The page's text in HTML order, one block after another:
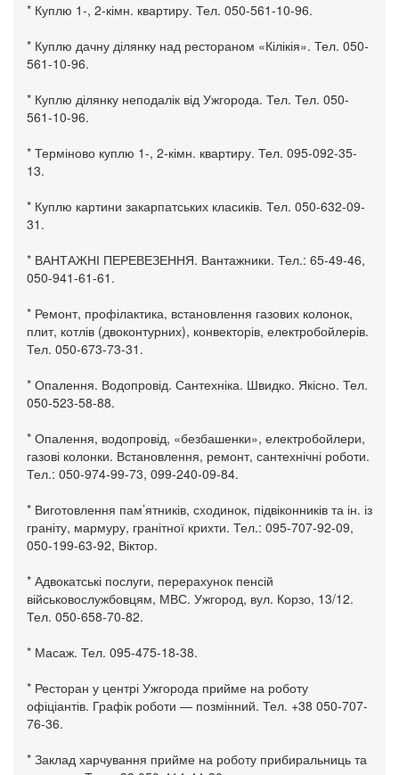
* Куплю 1-, 2-кімн. квартиру. Тел. 050-561-10-96.
* Куплю дачну ділянку над рестораном «Кілікія». Тел. 050-
561-10-96.
* Куплю ділянку неподалік від Ужгорода. Тел. Тел. 050-
561-10-96.
* Терміново куплю 1-, 2-кімн. квартиру. Тел. 095-092-35-
13.
* Куплю картини закарпатських класиків. Тел. 050-632-09-
31.
* ВАНТАЖНІ ПЕРЕВЕЗЕННЯ. Вантажники. Тел.: 65-49-46,
050-941-61-61.
* Ремонт, профілактика, встановлення газових колонок,
плит, котлів (двоконтурних), конвекторів, електробойлерів.
Тел. 050-673-73-31.
* Опалення. Водопровід. Сантехніка. Швидко. Якісно. Тел.
050-523-58-88.
* Опалення, водопровід, «безбашенки», електробойлери,
газові колонки. Встановлення, ремонт, сантехнічні роботи.
Тел.: 050-974-99-73, 099-240-09-84.
* Виготовлення пам’ятників, сходинок, підвіконників та ін. із
граніту, мармуру, гранітної крихти. Тел.: 095-707-92-09,
050-199-63-92, Віктор.
* Адвокатські послуги, перерахунок пенсій
військовослужбовцям, МВС. Ужгород, вул. Корзо, 13/12.
Тел. 050-658-70-82.
* Масаж. Тел. 095-475-18-38.
* Ресторан у центрі Ужгорода прийме на роботу
офіціантів. Графік роботи — позмінний. Тел. +38 050-707-
76-36.
* Заклад харчування прийме на роботу прибиральниць та